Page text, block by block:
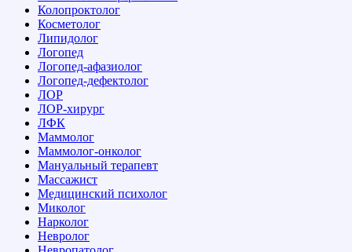
Колопроктолог
Косметолог
Липидолог
Логопед
Логопед-афазиолог
Логопед-дефектолог
ЛОР
ЛОР-хирург
ЛФК
Маммолог
Маммолог-онколог
Мануальный терапевт
Массажист
Медицинский психолог
Миколог
Нарколог
Невролог